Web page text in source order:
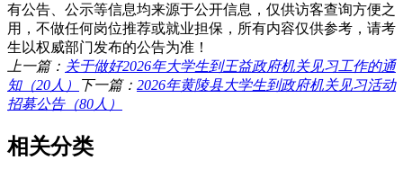
有公告、公示等信息均来源于公开信息，仅供访客查询方便之
用，不做任何岗位推荐或就业担保，所有内容仅供参考，请考
生以权威部门发布的公告为准！
上一篇： 关于做好2026年大学生到王益政府机关见习工作的通
知（20人）
下一篇： 2026年黄陵县大学生到政府机关见习活动
招募公告（80人）
相关分类